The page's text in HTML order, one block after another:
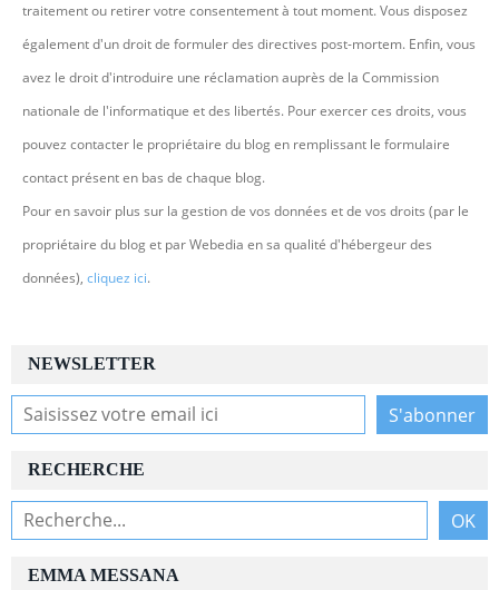
traitement ou retirer votre consentement à tout moment. Vous disposez
également d'un droit de formuler des directives post-mortem. Enfin, vous
avez le droit d'introduire une réclamation auprès de la Commission
nationale de l'informatique et des libertés. Pour exercer ces droits, vous
pouvez contacter le propriétaire du blog en remplissant le formulaire
contact présent en bas de chaque blog.
Pour en savoir plus sur la gestion de vos données et de vos droits (par le
propriétaire du blog et par Webedia en sa qualité d'hébergeur des
données), cliquez ici.
NEWSLETTER
RECHERCHE
EMMA MESSANA